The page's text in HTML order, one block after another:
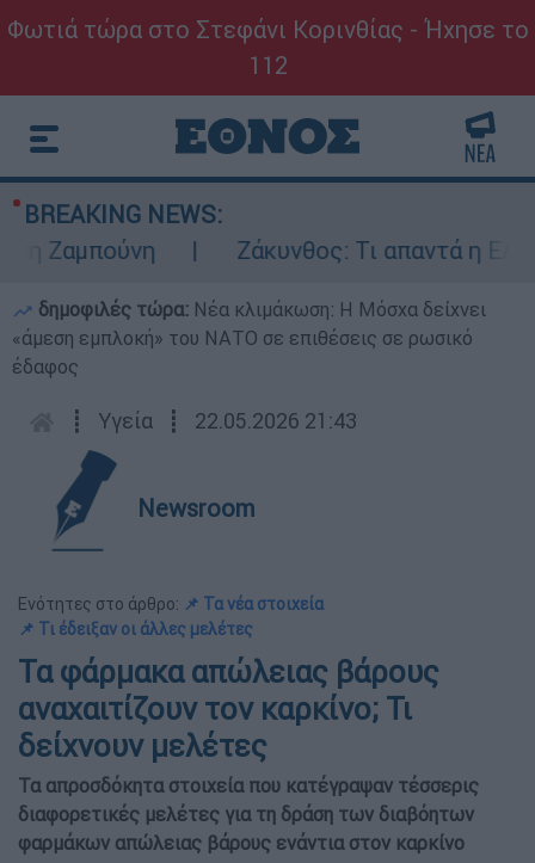
Φωτιά τώρα στο Στεφάνι Κορινθίας - Ήχησε το
112
BREAKING NEWS:
Ζάκυνθος: Τι απαντά η ΕΛΑΣ
δημοφιλές τώρα: Νέα κλιμάκωση: Η Μόσχα δείχνει
«άμεση εμπλοκή» του ΝΑΤΟ σε επιθέσεις σε ρωσικό
έδαφος
┋ Υγεία ┋ 22.05.2026 21:43
Newsroom
Ενότητες στο άρθρο: 📌 Τα νέα στοιχεία
📌 Τι έδειξαν οι άλλες μελέτες
Τα φάρμακα απώλειας βάρους
αναχαιτίζουν τον καρκίνο; Τι
δείχνουν μελέτες
Τα απροσδόκητα στοιχεία που κατέγραψαν τέσσερις
διαφορετικές μελέτες για τη δράση των διαβόητων
φαρμάκων απώλειας βάρους ενάντια στον καρκίνο